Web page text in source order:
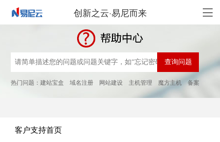
创新之云·易尼而来
热门问题：建站宝盒 域名注册 网站建设 主机管理 魔方主机 备案
客户支持首页